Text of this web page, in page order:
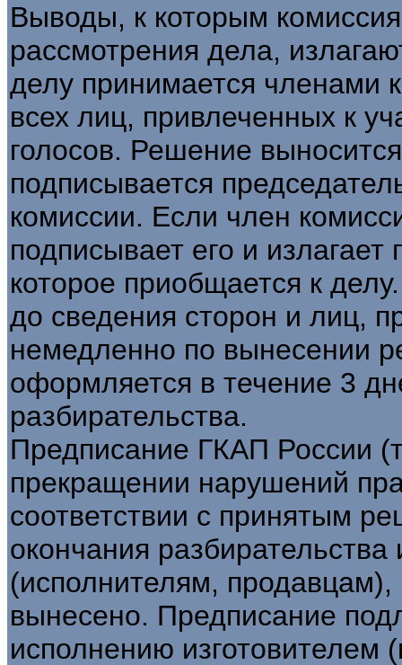
Выводы, к которым
рассмотрения дела,
делу принимается членами
всех лиц, привлеченных к
голосов. Решение
подписывается
комиссии. Если член
подписывает его и
которое приобщается к
до сведения сторон и лиц,
немедленно по вынесении
оформляется в течение 3
разбирательства.
Предписание ГКАП России
прекращении нарушений
соответствии с принятым
окончания
(исполнителям,
вынесено. Предписание
исполнению изготовителем